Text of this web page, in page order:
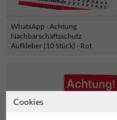
WhatsApp - Achtung
Nachbarschaftsschutz
Aufkleber (10 Stück) - Rot
Cookies